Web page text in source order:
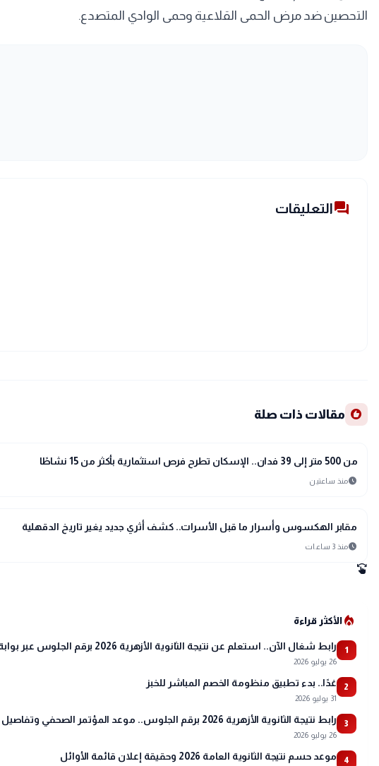
التحصين ضد مرض الحمى القلاعية وحمى الوادي المتصدع.
forumالتعليقات
recommend مقالات ذات صلة
public
الأخبار المحليةمن 500 متر إلى 39 فدان.. الإسكان تطرح فرص استثمارية بأكثر من 15 نشاطًا
scheduleمنذ ساعتين
public
الأخبار المحلية
مقابر الهكسوس وأسرار ما قبل الأسرات.. كشف أثري جديد يغير تاريخ الدقهلية
scheduleمنذ 3 ساعات
swipe
local_fire_departmentالأكثر قراءة
1 رابط شغال الآن.. استعلم عن نتيجة الثانوية الأزهرية 2026 برقم الجلوس عبر بوابة الأزهر
26 يوليو 2026
2 غدًا.. بدء تطبيق منظومة الخصم المباشر للخبز
31 يوليو 2026
3 رابط نتيجة الثانوية الأزهرية 2026 برقم الجلوس.. موعد المؤتمر الصحفي وتفاصيل أسماء الأوائل
26 يوليو 2026
4 موعد حسم نتيجة الثانوية العامة 2026 وحقيقة إعلان قائمة الأوائل